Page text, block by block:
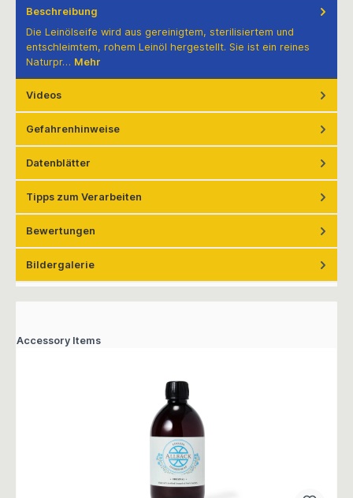
Beschreibung
Die Leinölseife wird aus gereinigtem, sterilisiertem und
entschleimtem, rohem Leinöl hergestellt. Sie ist ein reines
Naturpr… Mehr
Videos
Gefahrenhinweise
Datenblätter
Tipps zum Verarbeiten
Bewertungen
Bildergalerie
Accessory Items